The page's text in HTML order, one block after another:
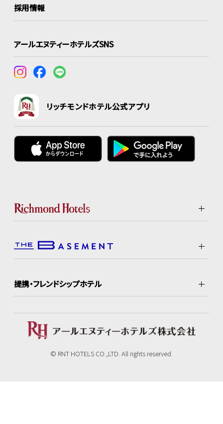
採用情報
アールエヌティーホテルズSNS
リッチモンドホテル公式アプリ
提携・フレンドシップホテル
© RNT HOTELS CO.,LTD. All rights reserved.